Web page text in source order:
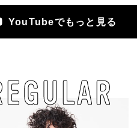
YouTubeでもっと見る